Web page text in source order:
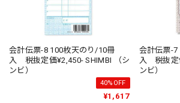
会計伝票-8 100枚天のり/10冊
入 税抜定価¥2,450- SHIMBI （シ
ンビ）
40%OFF
¥1,617
会計伝票-7 100枚天のり/10冊
入 税抜定価
ンビ）